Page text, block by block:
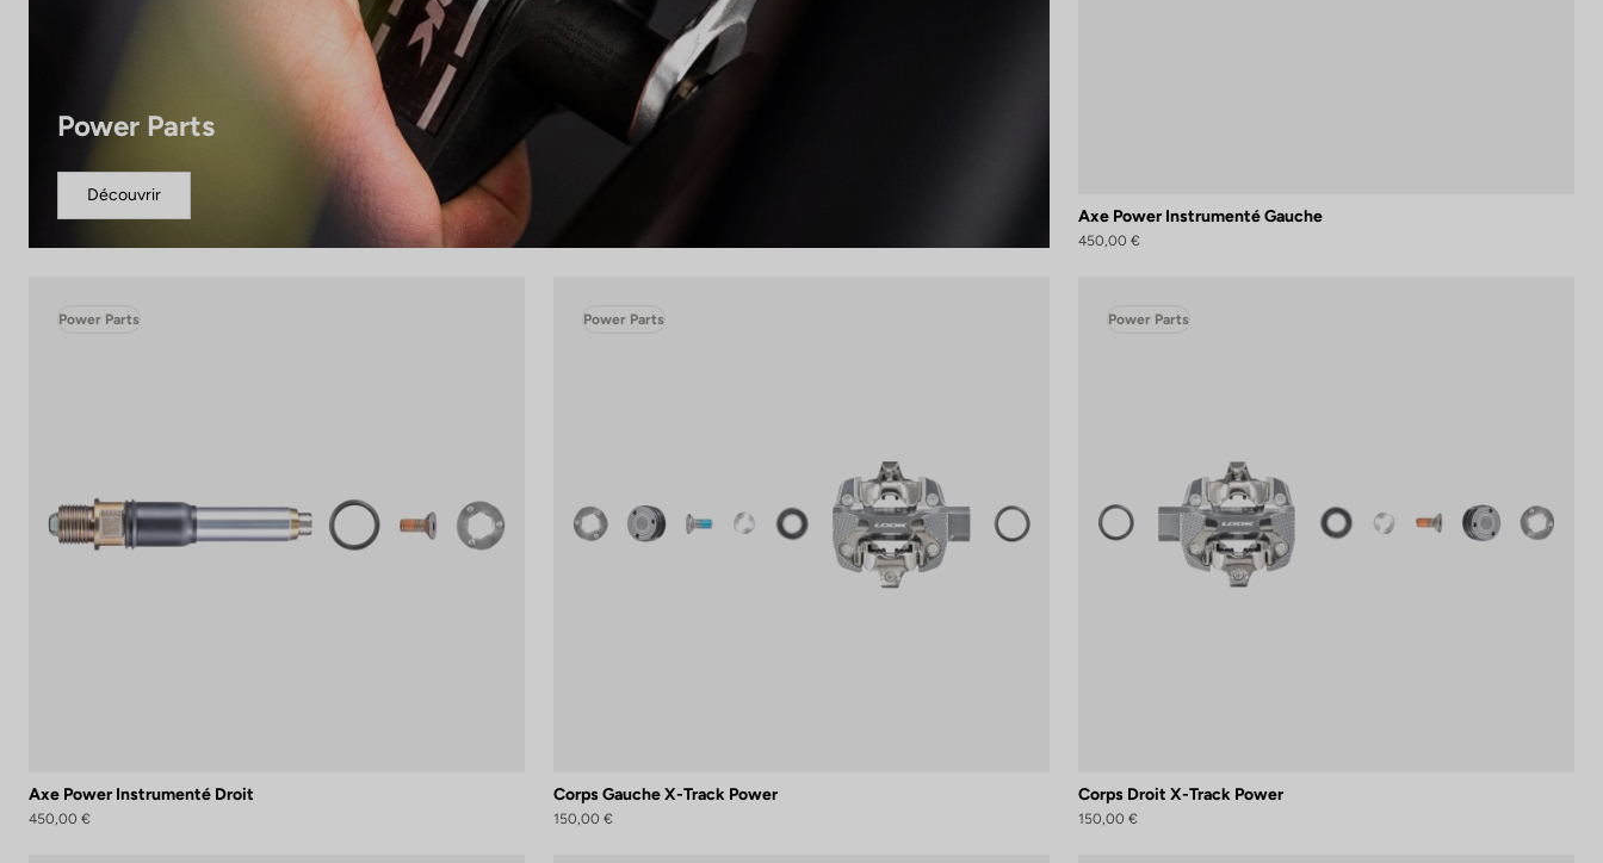
Power Parts
Découvrir
Axe Power Instrumenté Gauche
450,00 €
Power Parts
Axe Power Instrumenté Droit
450,00 €
Power Parts
Corps Gauche X-Track Power
150,00 €
Power Parts
Corps Droit X-Track Power
150,00 €